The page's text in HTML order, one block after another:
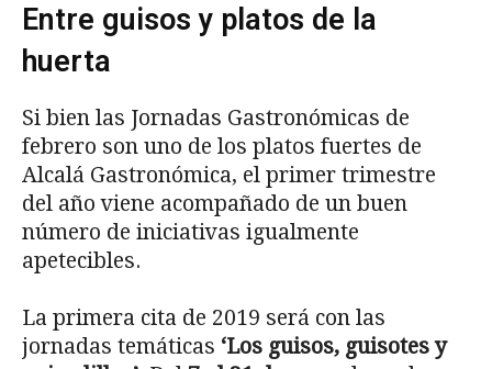
Entre guisos y platos de la
huerta
Si bien las Jornadas Gastronómicas de
febrero son uno de los platos fuertes de
Alcalá Gastronómica, el primer trimestre
del año viene acompañado de un buen
número de iniciativas igualmente
apetecibles.
La primera cita de 2019 será con las
jornadas temáticas ‘Los guisos, guisotes y